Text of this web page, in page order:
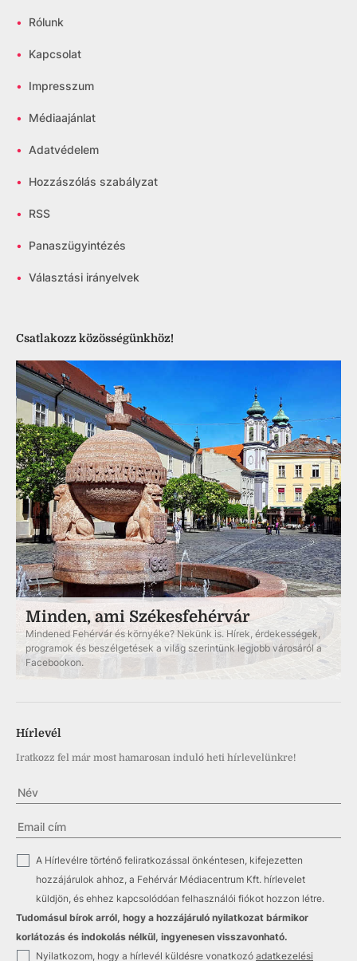
• Rólunk
• Kapcsolat
• Impresszum
• Médiaajánlat
• Adatvédelem
• Hozzászólás szabályzat
• RSS
• Panaszügyintézés
• Választási irányelvek
Csatlakozz közösségünkhöz!
Minden, ami Székesfehérvár
Mindened Fehérvár és környéke? Nekünk is. Hírek, érdekességek,
programok és beszélgetések a világ szerintünk legjobb városáról a
Facebookon.
Hírlevél
Iratkozz fel már most hamarosan induló heti hírlevelünkre!
A Hírlevélre történő feliratkozással önkéntesen, kifejezetten
hozzájárulok ahhoz, a Fehérvár Médiacentrum Kft. hírlevelet
küldjön, és ehhez kapcsolódóan felhasználói fiókot hozzon létre.
Tudomásul bírok arról, hogy a hozzájáruló nyilatkozat bármikor
korlátozás és indokolás nélkül, ingyenesen visszavonható.
Nyilatkozom, hogy a hírlevél küldésre vonatkozó adatkezelési